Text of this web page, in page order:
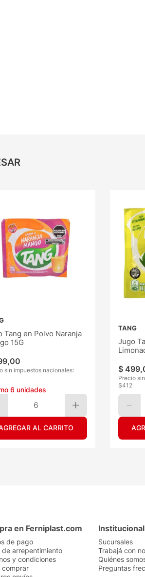
Tang en Polvo Naranja
15G
,00
sin impuestos nacionales:
6 unidades
6
AL CARRITO
TANG
Jugo
$ 499,
Precio
$412
en Ferniplast.com
de pago
de arrepentimiento
y condiciones
comprar
Institucional
Sucursales
Trabajá con
Quiénes
Preguntas